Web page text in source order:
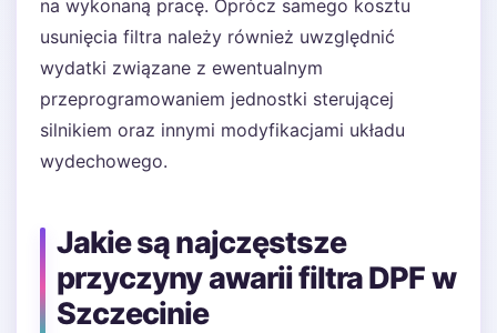
na wykonaną pracę. Oprócz samego kosztu
usunięcia filtra należy również uwzględnić
wydatki związane z ewentualnym
przeprogramowaniem jednostki sterującej
silnikiem oraz innymi modyfikacjami układu
wydechowego.
Jakie są najczęstsze
przyczyny awarii filtra DPF w
Szczecinie